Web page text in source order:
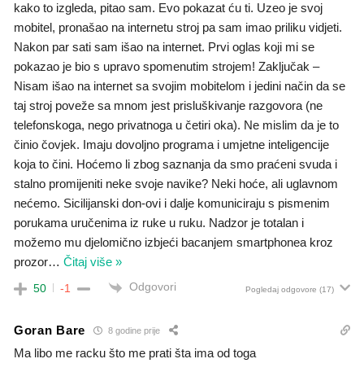
kako to izgleda, pitao sam. Evo pokazat ću ti. Uzeo je svoj
mobitel, pronašao na internetu stroj pa sam imao priliku vidjeti.
Nakon par sati sam išao na internet. Prvi oglas koji mi se
pokazao je bio s upravo spomenutim strojem! Zaključak –
Nisam išao na internet sa svojim mobitelom i jedini način da se
taj stroj poveže sa mnom jest prisluškivanje razgovora (ne
telefonskoga, nego privatnoga u četiri oka). Ne mislim da je to
činio čovjek. Imaju dovoljno programa i umjetne inteligencije
koja to čini. Hoćemo li zbog saznanja da smo praćeni svuda i
stalno promijeniti neke svoje navike? Neki hoće, ali uglavnom
nećemo. Sicilijanski don-ovi i dalje komuniciraju s pismenim
porukama uručenima iz ruke u ruku. Nadzor je totalan i
možemo mu djelomično izbjeći bacanjem smartphonea kroz
prozor… Čitaj više »
50 -1 Odgovori Pogledaj odgovore (17)
Goran Bare 8 godine prije
Ma libo me racku što me prati šta ima od toga